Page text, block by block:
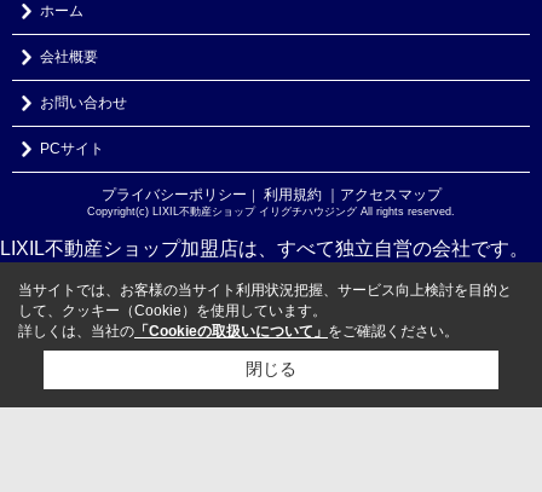
ホーム
会社概要
お問い合わせ
PCサイト
プライバシーポリシー ｜ 利用規約 ｜アクセスマップ
Copyright(c) LIXIL不動産ショップ イリグチハウジング All rights reserved.
LIXIL不動産ショップ加盟店は、すべて独立自営の会社です。
当サイトでは、お客様の当サイト利用状況把握、サービス向上検討を目的と
して、クッキー（Cookie）を使用しています。
詳しくは、当社の 「Cookieの取扱いについて」 をご確認ください。
閉じる